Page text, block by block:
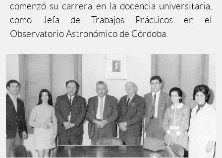
comenzó su carrera en la docencia universitaria,
como Jefa de Trabajos Prácticos en el
Observatorio Astronómico de Córdoba.